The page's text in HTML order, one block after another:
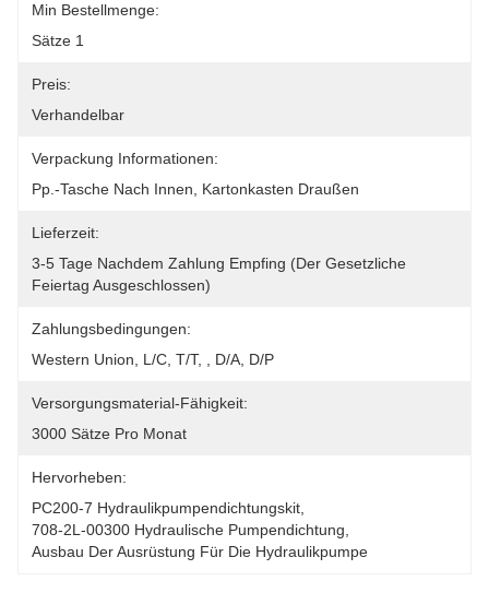
Min Bestellmenge:
Sätze 1
Preis:
Verhandelbar
Verpackung Informationen:
Pp.-Tasche Nach Innen, Kartonkasten Draußen
Lieferzeit:
3-5 Tage Nachdem Zahlung Empfing (der Gesetzliche
Feiertag Ausgeschlossen)
Zahlungsbedingungen:
Western Union, L/C, T/T, , D/A, D/P
Versorgungsmaterial-Fähigkeit:
3000 Sätze Pro Monat
Hervorheben:
PC200-7 Hydraulikpumpendichtungskit
708-2L-00300 Hydraulische Pumpendichtung
Ausbau Der Ausrüstung Für Die Hydraulikpumpe